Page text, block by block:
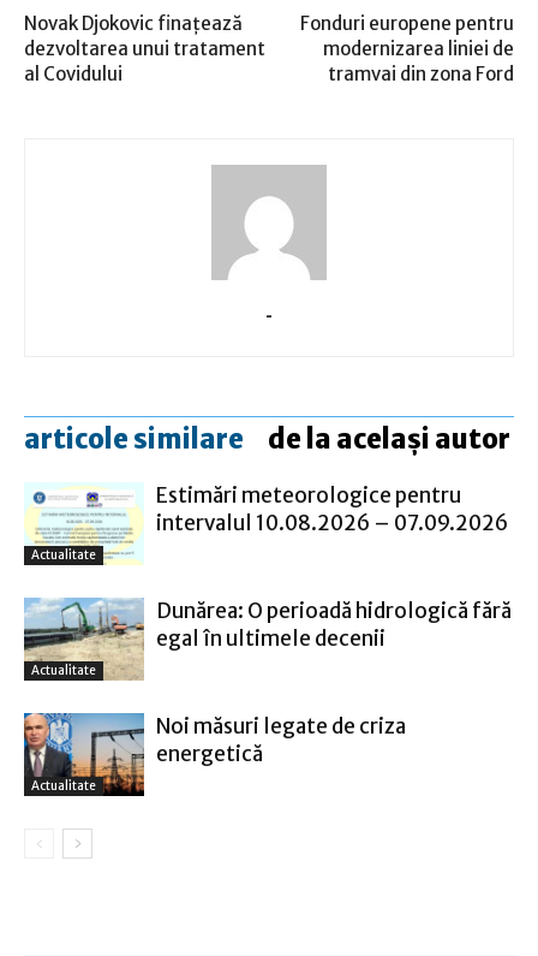
Novak Djokovic finaţează
dezvoltarea unui tratament
al Covidului
Fonduri europene pentru
modernizarea liniei de
tramvai din zona Ford
-
articole similare de la același autor
Actualitate
Estimări meteorologice pentru
intervalul 10.08.2026 – 07.09.2026
Actualitate
Dunărea: O perioadă hidrologică fără
egal în ultimele decenii
Actualitate
Noi măsuri legate de criza
energetică